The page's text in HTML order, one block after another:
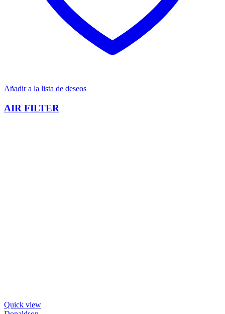
Añadir a la lista de deseos
AIR FILTER
Quick view